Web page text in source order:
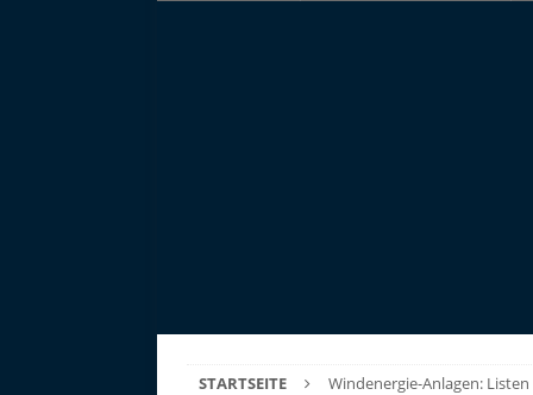
STARTSEITE Windenergie-Anlagen: Listen